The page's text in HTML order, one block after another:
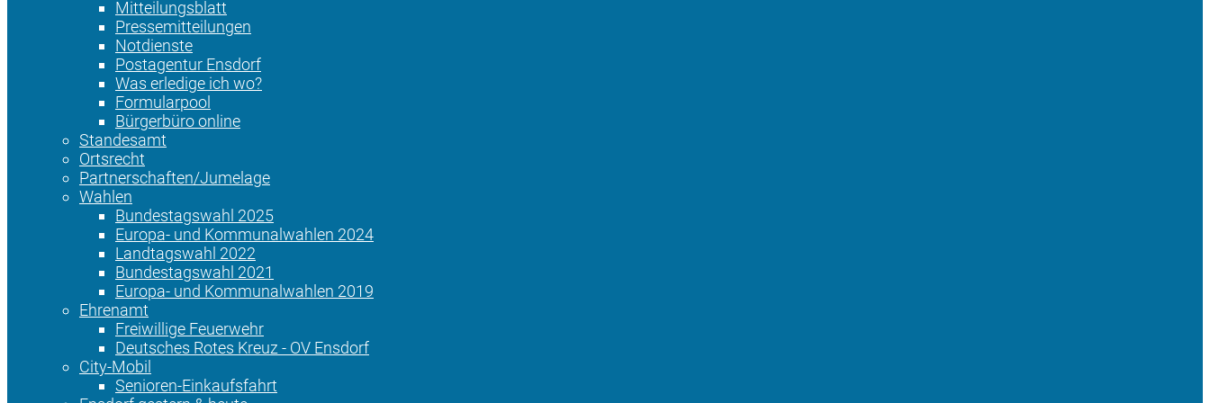
Mitteilungsblatt
Pressemitteilungen
Notdienste
Postagentur Ensdorf
Was erledige ich wo?
Formularpool
Bürgerbüro online
Standesamt
Ortsrecht
Partnerschaften/Jumelage
Wahlen
Bundestagswahl 2025
Europa- und Kommunalwahlen 2024
Landtagswahl 2022
Bundestagswahl 2021
Europa- und Kommunalwahlen 2019
Ehrenamt
Freiwillige Feuerwehr
Deutsches Rotes Kreuz - OV Ensdorf
City-Mobil
Senioren-Einkaufsfahrt